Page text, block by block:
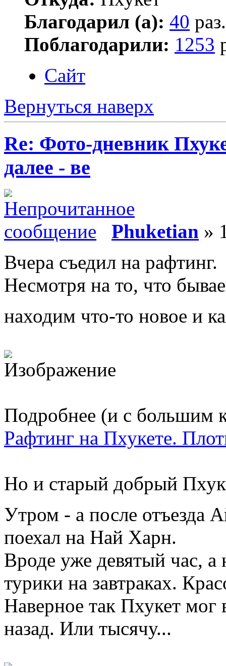
Благодарил (а): 40 раз.
Поблагодарили: 1253
Сайт
Вернуться наверх
Re: Фото-дневник
далее - ве
Phuketian »
Вчера съедил на рафтинг.
Несмотря на то, что
находим что-то новое и
Подробнее (и с большим
Рафтинг на Пхукете.
Но и старый добрый
Утром - а после отъезда
поехал на Най Харн.
Вроде уже девятый час,
турики на завтраках.
Наверное так Пхукет мог
назад. Или тысячу...